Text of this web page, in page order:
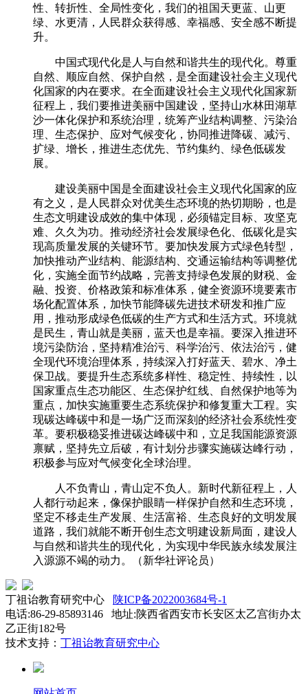
性、转折性、全局性变化，我们的祖国天更蓝、山更
绿、水更清，人民群众获得感、幸福感、安全感不断提
升。
中国式现代化是人与自然和谐共生的现代化。尊重
自然、顺应自然、保护自然，是全面建设社会主义现代
化国家的内在要求。在全面建设社会主义现代化国家新
征程上，我们要推进美丽中国建设，坚持山水林田湖草
沙一体化保护和系统治理，统筹产业结构调整、污染治
理、生态保护、应对气候变化，协同推进降碳、减污、
扩绿、增长，推进生态优先、节约集约、绿色低碳发
展。
建设美丽中国是全面建设社会主义现代化国家的应
有之义，是人民群众对优美生态环境的热切期盼，也是
生态文明建设成效的集中体现，必须锚定目标、攻坚克
难、久久为功。推动经济社会发展绿色化、低碳化是实
现高质量发展的关键环节。要加快发展方式绿色转型，
加快推动产业结构、能源结构、交通运输结构等调整优
化，实施全面节约战略，完善支持绿色发展的财税、金
融、投资、价格政策和标准体系，健全资源环境要素市
场化配置体系，加快节能降碳先进技术研发和推广应
用，推动形成绿色低碳的生产方式和生活方式。环境就
是民生，青山就是美丽，蓝天也是幸福。要深入推进环
境污染防治，坚持精准治污、科学治污、依法治污，健
全现代环境治理体系，持续深入打好蓝天、碧水、净土
保卫战。要提升生态系统多样性、稳定性、持续性，以
国家重点生态功能区、生态保护红线、自然保护地等为
重点，加快实施重要生态系统保护和修复重大工程。实
现碳达峰碳中和是一场广泛而深刻的经济社会系统性变
革。要积极稳妥推进碳达峰碳中和，立足我国能源资源
禀赋，坚持先立后破，有计划分步骤实施碳达峰行动，
积极参与应对气候变化全球治理。
人不负青山，青山定不负人。新时代新征程上，人
人都行动起来，像保护眼睛一样保护自然和生态环境，
坚定不移走生产发展、生活富裕、生态良好的文明发展
道路，我们就能不断开创生态文明建设新局面，建设人
与自然和谐共生的现代化，为实现中华民族永续发展注
入源源不竭的动力。（新华社评论员）
丁祖诒教育研究中心
陕ICP备2022003684号-1
电话:86-29-85893146 地址:陕西省西安市长安区太乙宫街办太
乙正街182号
技术支持： 丁祖诒教育研究中心